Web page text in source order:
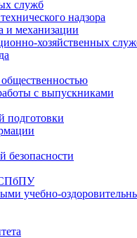
служб
надзора
и механизации
хозяйственных
с выпускниками
подготовки
безопасности
СПбПУ
учебно-